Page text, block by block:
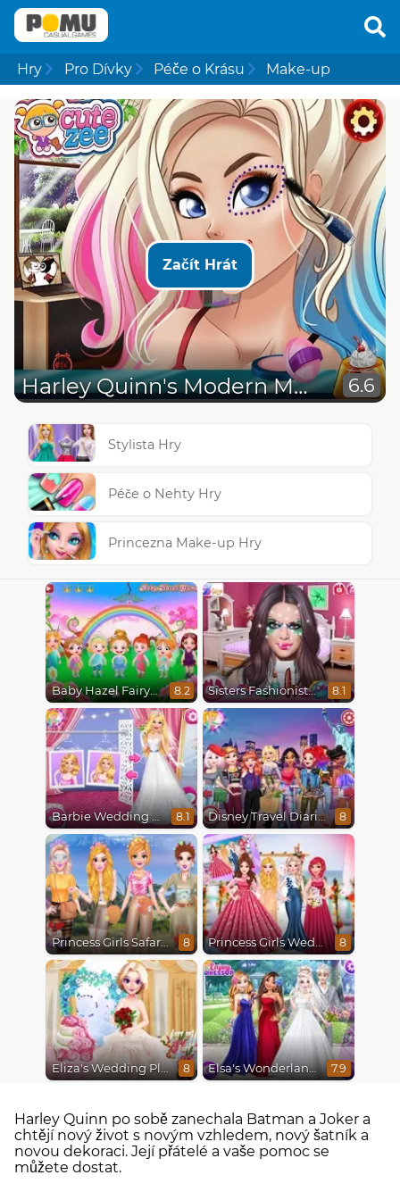
Hry Pro Dívky Péče o Krásu Make-up
Začít Hrát
Harley Quinn's Modern Makeover 6.6
Stylista Hry
Péče o Nehty Hry
Princezna Make-up Hry
Baby Hazel Fairyland Ballet 8.2 Sisters Fashionista Makeup 8.1
Barbie Wedding Fun 8.1 Disney Travel Diaries: City Break 8
Princess Girls Safari Trip 8 Princess Girls Wedding Trip 8
Eliza's Wedding Planner 8 Elsa's Wonderland Wedding 7.9
Harley Quinn po sobě zanechala Batman a Joker a
chtějí nový život s novým vzhledem, nový šatník a
novou dekoraci. Její přátelé a vaše pomoc se
můžete dostat.